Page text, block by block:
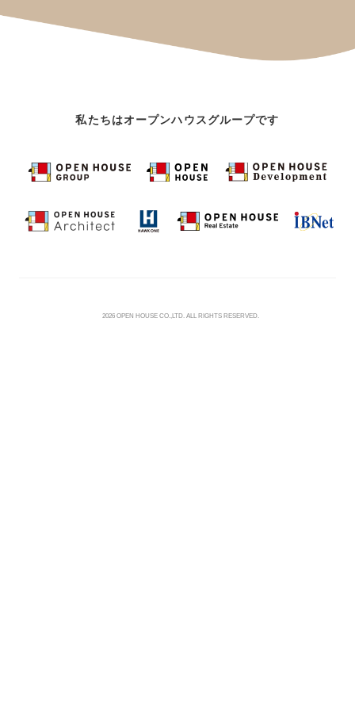
私たちはオープンハウスグループです
2026 OPEN HOUSE CO.,LTD. ALL RIGHTS RESERVED.